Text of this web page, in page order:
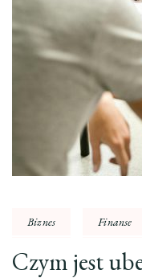
Biznes Finanse
Czym jest